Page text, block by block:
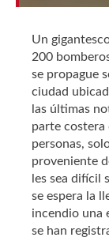
Un
200
se propague
ciudad
las últimas
parte costera
personas,
proveniente
les sea difícil
se espera la
incendio una
se han